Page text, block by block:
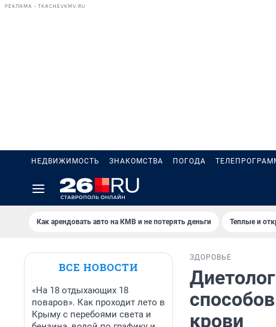
РЕКЛАМА • TKACHEVKMV.RU
НЕДВИЖИМОСТЬ ЗНАКОМСТВА ПОГОДА
Как арендовать авто на КМВ и не потерять деньги Теплые и
ВСЕ НОВОСТИ
«На 18 отдыхающих 18
поваров». Как проходит лето в
Крыму с перебоями света и
ЗДОРОВЬЕ
крови